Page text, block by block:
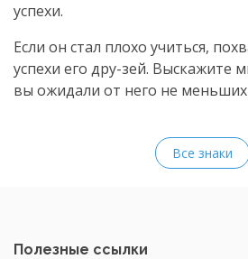
успехи.
Если он стал плохо учиться,
успехи его дру-зей. Выскажите
вы ожидали от него не меньших
Все знаки
Полезные ссылки